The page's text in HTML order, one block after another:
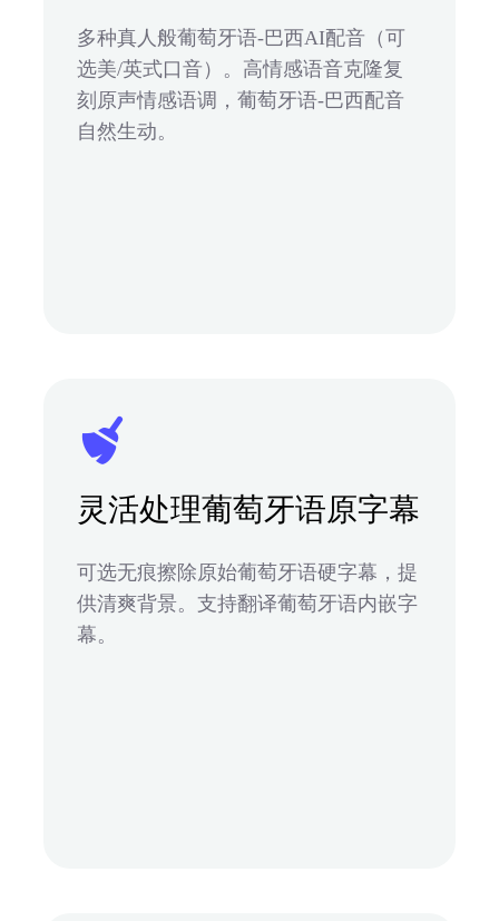
多种真人般葡萄牙语-巴西AI配音（可
选美/英式口音）。高情感语音克隆复
刻原声情感语调，葡萄牙语-巴西配音
自然生动。
灵活处理葡萄牙语原字幕
可选无痕擦除原始葡萄牙语硬字幕，提
供清爽背景。支持翻译葡萄牙语内嵌字
幕。